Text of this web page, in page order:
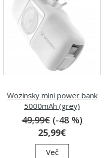
Wozinsky mini power bank
5000mAh (grey)
49,99€(-48 %)
25,99€
Več